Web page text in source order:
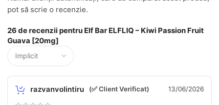
26 de recenzii pentru Elf Bar ELFLIQ – Kiwi Passion Fruit
Guava [20mg]
razvanvolintiru (✅ Client Verificat) 13/06/2026
pot să scrie o recenzie.